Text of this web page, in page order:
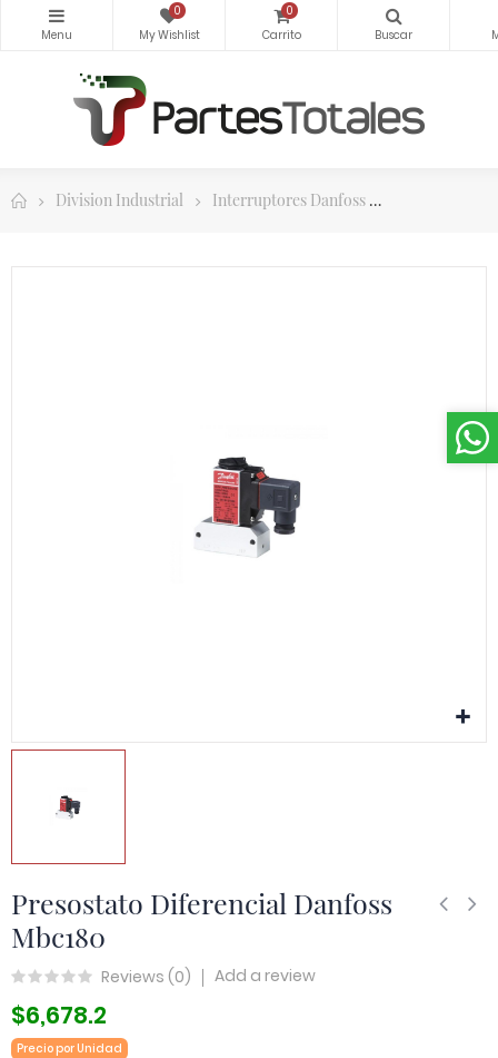
0 0
Division Industrial Interruptores Danfoss
Presostato Diferencial Danfoss
Mbc180
Reviews (0) Add a review
$6,678.2
Precio por Unidad